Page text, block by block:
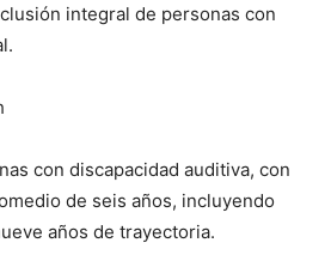
integral de personas con
con discapacidad auditiva, con
de seis años, incluyendo
años de trayectoria.